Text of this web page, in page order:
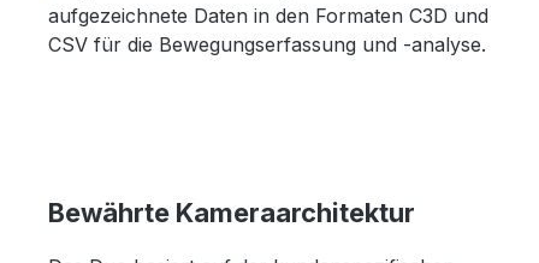
aufgezeichnete Daten in den Formaten C3D und
CSV für die Bewegungserfassung und -analyse.
Bewährte Kameraarchitektur